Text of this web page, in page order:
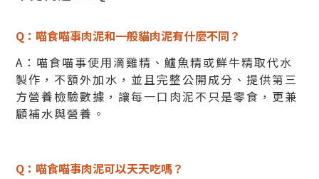
Q：喵食喵事肉泥和一般貓肉泥有什麼不同？
A：喵食喵事使用滴雞精、鱸魚精或鮮牛精取代水
製作，不額外加水，並且完整公開成分、提供第三
方營養檢驗數據，讓每一口肉泥不只是零食，更兼
顧補水與營養。
Q：喵食喵事肉泥可以天天吃嗎？